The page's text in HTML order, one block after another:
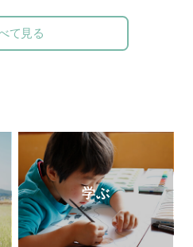
”ということを改めて実感。食
目覚め、管理栄養士を目指すべ
養士となる。
かた 春夏秋冬』（福音館書
なたが自分らしく生きれば、子
歴50年！愛子さんの子育てお悩
（小学館）など多数。最新刊
なの学校」の木村泰子さんとの
も教育も「教える」から「学
わらなきゃ』（小学館）。「りん
HPhttp://ringono-ki.org/
て見る
学ぶ